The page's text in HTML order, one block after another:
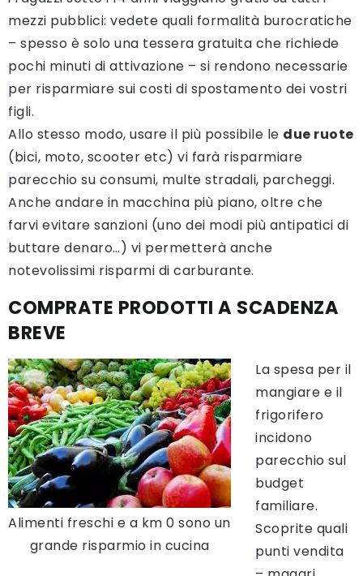
mezzi pubblici: vedete quali formalità burocratiche
– spesso è solo una tessera gratuita che richiede
pochi minuti di attivazione – si rendono necessarie
per risparmiare sui costi di spostamento dei vostri
figli.
Allo stesso modo, usare il più possibile le due ruote
(bici, moto, scooter etc) vi farà risparmiare
parecchio su consumi, multe stradali, parcheggi.
Anche andare in macchina più piano, oltre che
farvi evitare sanzioni (uno dei modi più antipatici di
buttare denaro…) vi permetterà anche
notevolissimi risparmi di carburante.
COMPRATE PRODOTTI A SCADENZA
BREVE
Alimenti freschi e a km 0 sono un
grande risparmio in cucina
La spesa per il
mangiare e il
frigorifero
incidono
parecchio sul
budget
familiare.
Scoprite quali
punti vendita